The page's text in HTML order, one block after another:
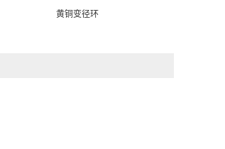
黄铜变径环